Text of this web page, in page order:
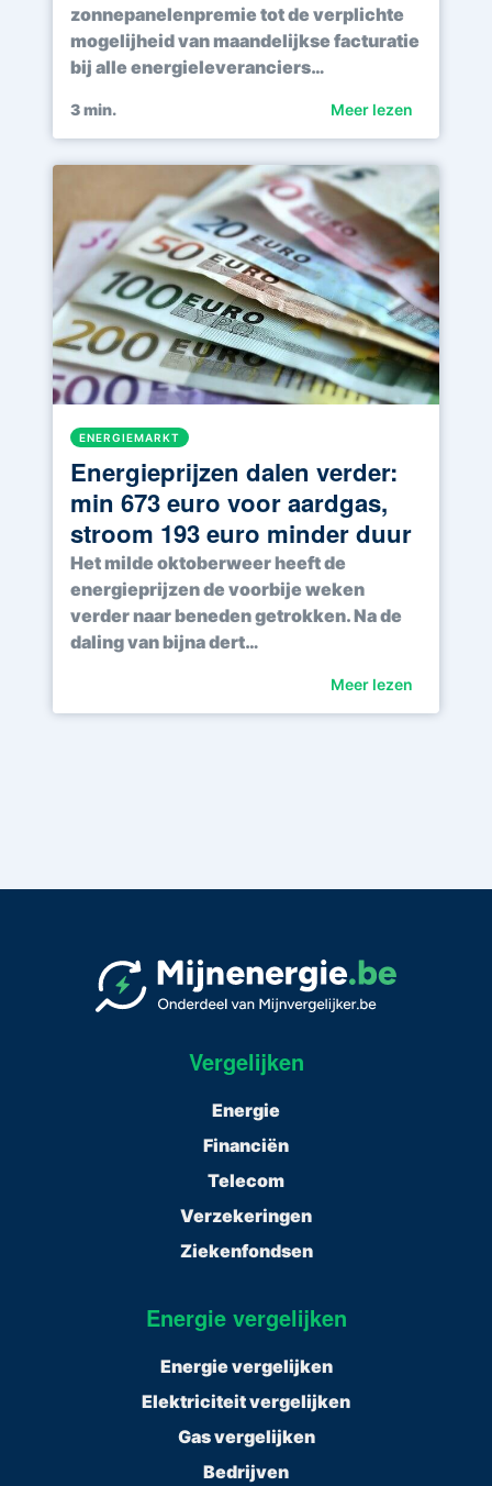
zonnepanelenpremie tot de verplichte
mogelijheid van maandelijkse facturatie
bij alle energieleveranciers…
3min. Meer lezen
ENERGIEMARKT
Energieprijzen dalen verder:
min 673 euro voor aardgas,
stroom 193 euro minder duur
Het milde oktoberweer heeft de
energieprijzen de voorbije weken
verder naar beneden getrokken. Na de
daling van bijna dert…
Meer lezen
Vergelijken
Energie
Financiën
Telecom
Verzekeringen
Ziekenfondsen
Energie vergelijken
Energie vergelijken
Elektriciteit vergelijken
Gas vergelijken
Bedrijven